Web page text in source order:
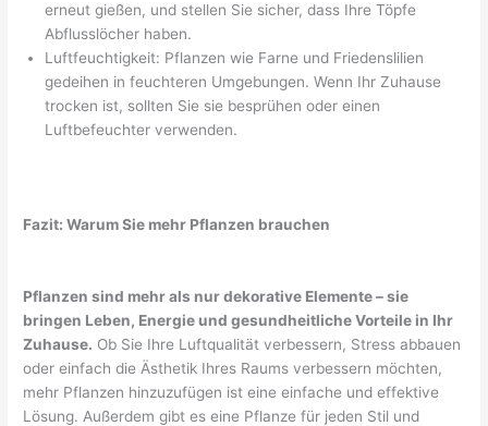
erneut gießen, und stellen Sie sicher, dass Ihre Töpfe
Abflusslöcher haben.
Luftfeuchtigkeit: Pflanzen wie Farne und Friedenslilien
gedeihen in feuchteren Umgebungen. Wenn Ihr Zuhause
trocken ist, sollten Sie sie besprühen oder einen
Luftbefeuchter verwenden.
Fazit: Warum Sie mehr Pflanzen brauchen
Pflanzen sind mehr als nur dekorative Elemente – sie
bringen Leben, Energie und gesundheitliche Vorteile in Ihr
Zuhause. Ob Sie Ihre Luftqualität verbessern, Stress abbauen
oder einfach die Ästhetik Ihres Raums verbessern möchten,
mehr Pflanzen hinzuzufügen ist eine einfache und effektive
Lösung. Außerdem gibt es eine Pflanze für jeden Stil und